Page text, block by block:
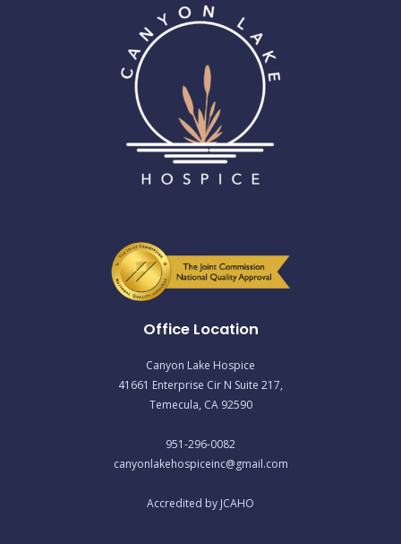
Office Location
Canyon Lake Hospice
41661 Enterprise Cir N Suite 217,
Temecula, CA 92590
951-296-0082
canyonlakehospiceinc@gmail.com
Accredited by JCAHO